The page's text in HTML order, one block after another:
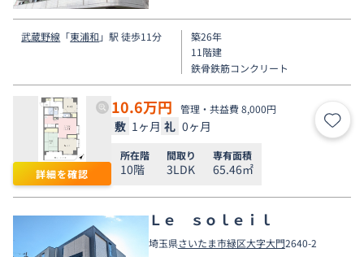
武蔵野線 「東浦和 」駅 徒歩11分
築26年
11階建
鉄骨鉄筋コンクリート
詳細を確認
10.6万円 管理・共益費 8,000円
敷 1ヶ月 礼 0ヶ月 お気
所在階
10階
間取り
3LDK
専有面積
65.46㎡
Ｌｅ ｓｏｌｅｉｌ
埼玉県さいたま市緑区大字大門2640-2